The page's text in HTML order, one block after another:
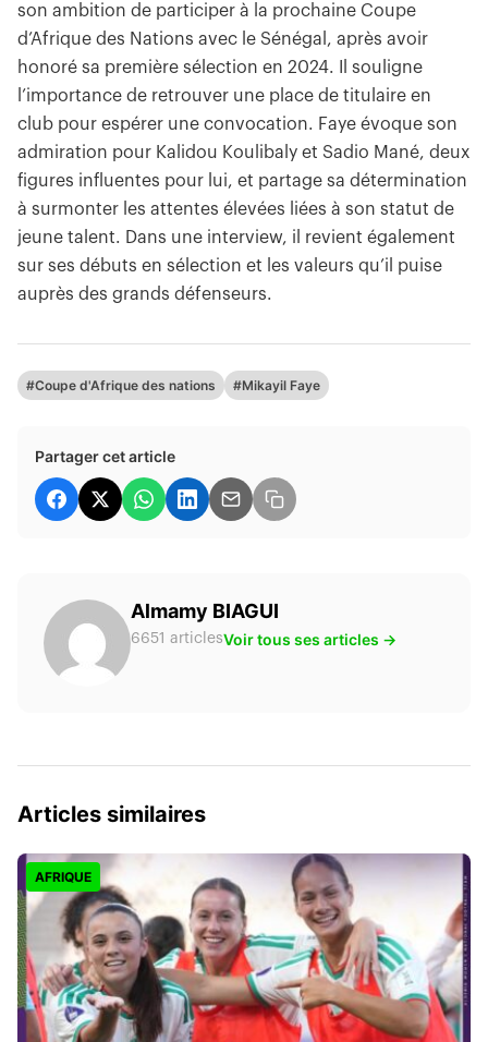
son ambition de participer à la prochaine Coupe
d’Afrique des Nations avec le Sénégal, après avoir
honoré sa première sélection en 2024. Il souligne
l’importance de retrouver une place de titulaire en
club pour espérer une convocation. Faye évoque son
admiration pour Kalidou Koulibaly et Sadio Mané, deux
figures influentes pour lui, et partage sa détermination
à surmonter les attentes élevées liées à son statut de
jeune talent. Dans une interview, il revient également
sur ses débuts en sélection et les valeurs qu’il puise
auprès des grands défenseurs.
#Coupe d'Afrique des nations #Mikayil Faye
Partager cet article
Almamy BIAGUI
6651 articlesVoir tous ses articles →
Articles similaires
AFRIQUE